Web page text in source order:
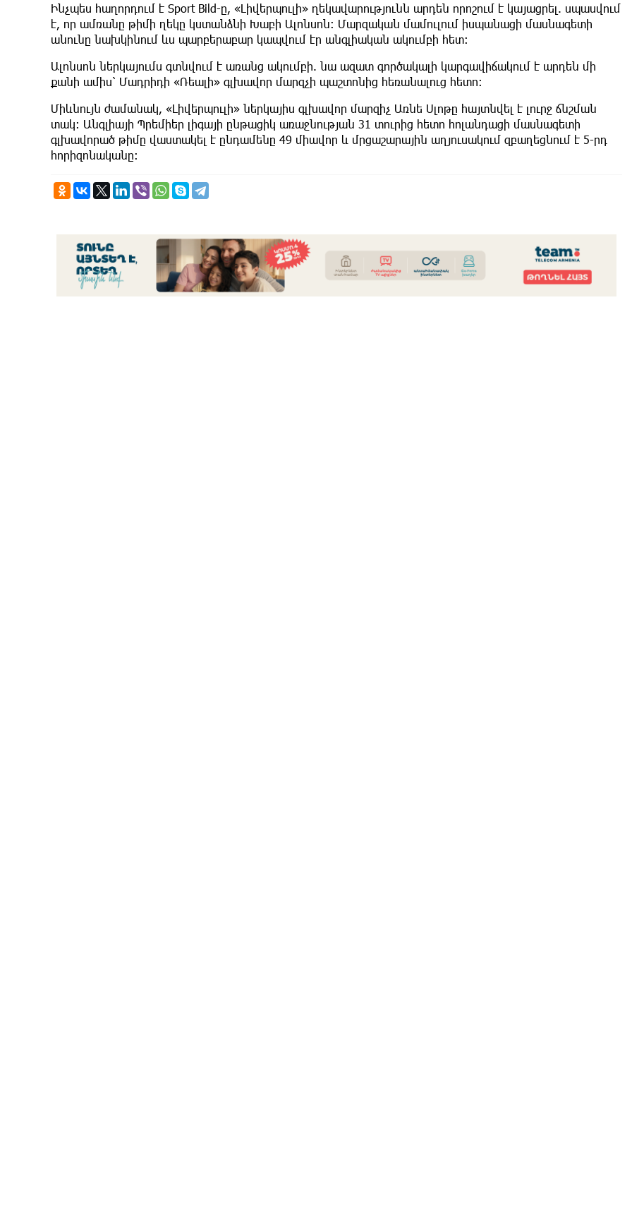
Ինչպես հաղորդում է Sport Bild-ը, «Լիվերպուլի» ղեկավարությունն արդեն որոշում է կայացրել. սպասվում
է, որ ամռանը թիմի ղեկը կստանձնի Խաբի Ալոնսոն։ Մարզական մամուլում իսպանացի մասնագետի
անունը նախկինում ևս պարբերաբար կապվում էր անգլիական ակումբի հետ։
Ալոնսոն ներկայումս գտնվում է առանց ակումբի. նա ազատ գործակալի կարգավիճակում է արդեն մի
քանի ամիս՝ Մադրիդի «Ռեալի» գլխավոր մարզչի պաշտոնից հեռանալուց հետո։
Միևնույն ժամանակ, «Լիվերպուլի» ներկայիս գլխավոր մարզիչ Առնե Սլոթը հայտնվել է լուրջ ճնշման
տակ։ Անգլիայի Պրեմիեր լիգայի ընթացիկ առաջնության 31 տուրից հետո հոլանդացի մասնագետի
գլխավորած թիմը վաստակել է ընդամենը 49 միավոր և մրցաշարային աղյուսակում զբաղեցնում է 5-րդ
հորիզոնականը։